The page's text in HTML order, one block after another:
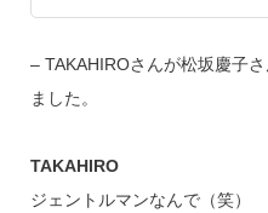
– TAKAHIROさんが松坂慶子
ました。
TAKAHIRO
ジェントルマンなんで（笑）